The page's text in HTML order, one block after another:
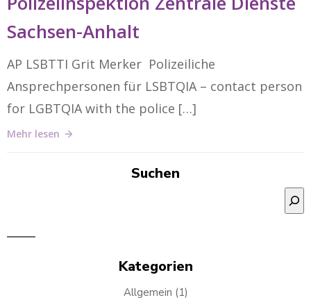
Sachsen-Anhalt
AP LSBTTI Grit Merker Polizeiliche
Ansprechpersonen für LSBTQIA – contact person
for LGBTQIA with the police […]
Mehr lesen
Suchen
Kategorien
Allgemein (1)